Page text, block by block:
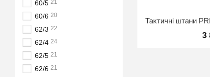
3
60/5 21
60/6 20
62/3 22
62/4 24
62/5 21
62/6 21